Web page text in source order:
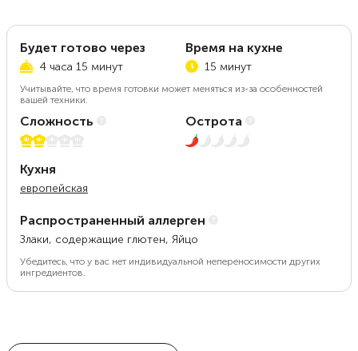
Будет готово через
4 часа 15 минут
Время на кухне
15 минут
Учитывайте, что время готовки может меняться из-за особенностей
вашей техники.
Сложность
2 из 5
Острота
1 из 5
Кухня
европейская
Распространенный аллерген
Злаки, содержащие глютен, Яйцо
Убедитесь, что у вас нет индивидуальной непереносимости других
ингредиентов.